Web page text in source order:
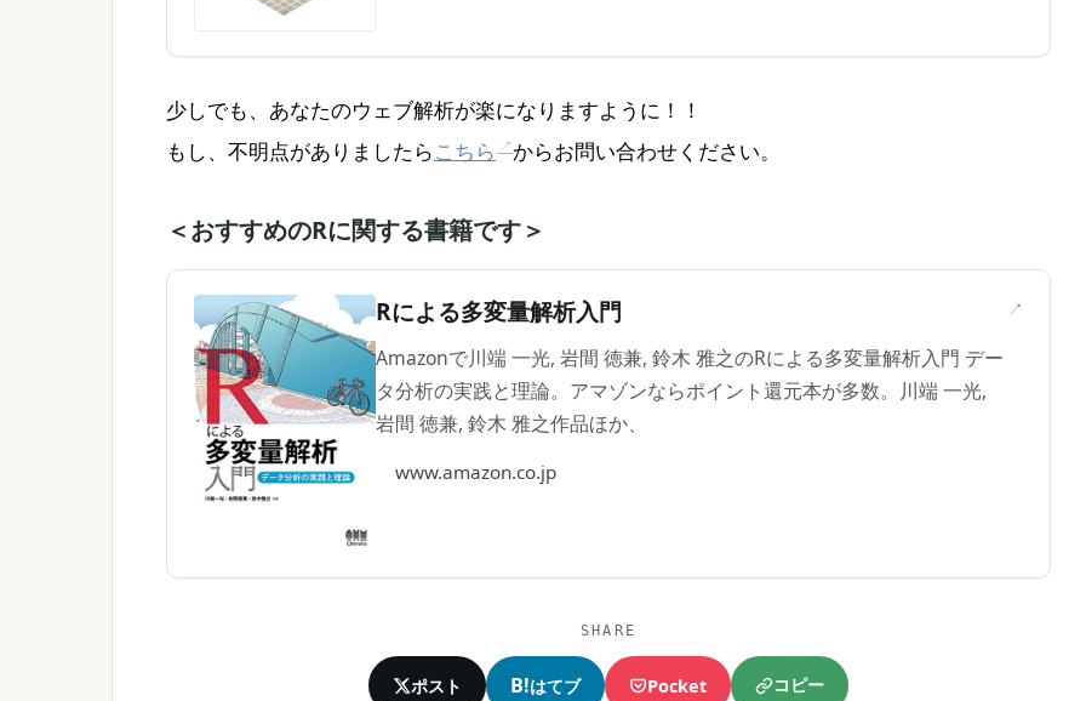
少しでも、あなたのウェブ解析が楽になりますように！！
もし、不明点がありましたらこちら からお問い合わせください。
＜おすすめのRに関する書籍です＞
Rによる多変量解析入門
Amazonで川端 一光, 岩間 徳兼, 鈴木 雅之のRによる多変量解析入門 デー
タ分析の実践と理論。アマゾンならポイント還元本が多数。川端 一光,
岩間 徳兼, 鈴木 雅之作品ほか、
www.amazon.co.jp
SHARE
ポスト B!はてブ Pocket コピー